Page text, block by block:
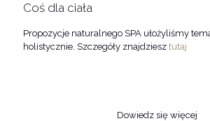
Coś dla ciała
Propozycje naturalnego SPA ułożyliśmy
holistycznie. Szczegóły znajdziesz tutaj
Dowiedz się więcej